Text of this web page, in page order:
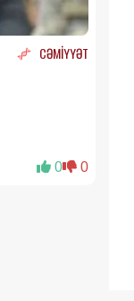
CƏMİYYƏT
0 0